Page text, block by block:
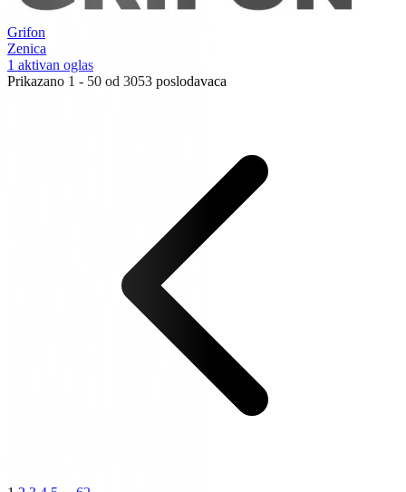
Grifon
Zenica
1 aktivan oglas
Prikazano 1 - 50 od 3053 poslodavaca